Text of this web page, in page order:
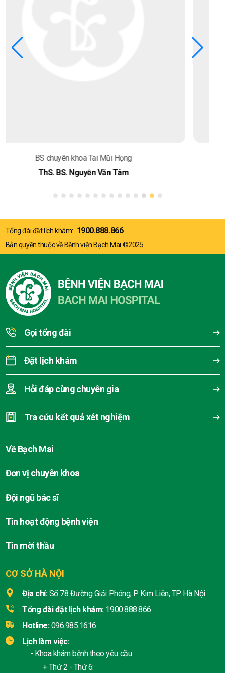
BS chuyên khoa Tai Mũi Họng
ThS. BS. Đào Thúy Hiền
Tổng đài đặt lịch khám: 1900.888.866
Bản quyền thuộc về Bệnh viện Bạch Mai ©2025
CƠ SỞ HÀ NỘI
Địa chỉ: Số 78 Đường Giải Phóng, P. Kim Liên, TP Hà Nội
Tổng đài đặt lịch khám: 1900.888.866
Hotline: 096.985.1616
Lịch làm việc:
- Khoa khám bệnh theo yêu cầu
+ Thứ 2 - Thứ 6:
Gọi tổng đài
Đặt lịch khám
Hỏi đáp cùng chuyên gia
Tra cứu kết quả xét nghiệm
Về Bạch Mai
Đơn vị chuyên khoa
Đội ngũ bác sĩ
Tin hoạt động bệnh viện
Tin mời thầu